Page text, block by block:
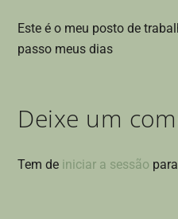
Este é o meu posto de
passo meus dias
Deixe um
Tem de iniciar a sessão